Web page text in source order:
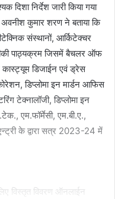
दिशा निर्देश जारी किया गया
कुमार शरण ने बताया कि
संस्थानों, आर्किटेक्चर
पाठ्यक्रम जिसमें बैचलर ऑफ
कास्ट्यूम डिजाईन एवं ड्रेस
डिप्लोमा इन मार्डन आफिस
टेक्नालॉजी, डिप्लोमा इन
एम.फॉर्मेसी, एम.बी.ए.,
के द्वारा सत्र 2023-24 में
विस्तृत विवरण ऑनलाईन